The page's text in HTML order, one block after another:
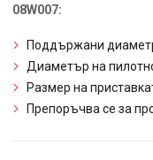
08W007:
Поддържани
Диаметър на
Размер на
Препоръчва се за